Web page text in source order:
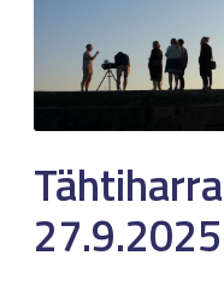
27.9.2025